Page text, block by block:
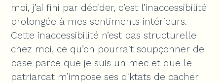
moi, j’ai fini par décider, c’est l’inaccessibilité
prolongée à mes sentiments intérieurs.
Cette inaccessibilité n’est pas structurelle
chez moi, ce qu’on pourrait soupçonner de
base parce que je suis un mec et que le
patriarcat m’impose ses diktats de cacher